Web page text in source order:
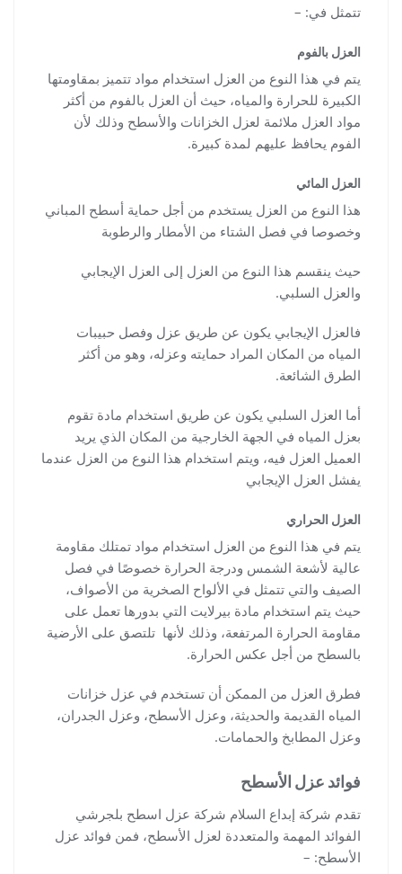
تتمثل في: –
العزل بالفوم
يتم في هذا النوع من العزل استخدام مواد تتميز بمقاومتها
الكبيرة للحرارة والمياه، حيث أن العزل بالفوم من أكثر
مواد العزل ملائمة لعزل الخزانات والأسطح وذلك لأن
الفوم يحافظ عليهم لمدة كبيرة.
العزل المائي
هذا النوع من العزل يستخدم من أجل حماية أسطح المباني
وخصوصا في فصل الشتاء من الأمطار والرطوبة
حيث ينقسم هذا النوع من العزل إلى العزل الإيجابي
والعزل السلبي.
فالعزل الإيجابي يكون عن طريق عزل وفصل حبيبات
المياه من المكان المراد حمايته وعزله، وهو من أكثر
الطرق الشائعة.
أما العزل السلبي يكون عن طريق استخدام مادة تقوم
بعزل المياه في الجهة الخارجية من المكان الذي يريد
العميل العزل فيه، ويتم استخدام هذا النوع من العزل عندما
يفشل العزل الإيجابي
العزل الحراري
يتم في هذا النوع من العزل استخدام مواد تمتلك مقاومة
عالية لأشعة الشمس ودرجة الحرارة خصوصًا في فصل
الصيف والتي تتمثل في الألواح الصخرية من الأصواف،
حيث يتم استخدام مادة بيرلايت التي بدورها تعمل على
مقاومة الحرارة المرتفعة، وذلك لأنها تلتصق على الأرضية
بالسطح من أجل عكس الحرارة.
فطرق العزل من الممكن أن تستخدم في عزل خزانات
المياه القديمة والحديثة، وعزل الأسطح، وعزل الجدران،
وعزل المطابخ والحمامات.
فوائد عزل الأسطح
تقدم شركة إبداع السلام شركة عزل اسطح بلجرشي
الفوائد المهمة والمتعددة لعزل الأسطح، فمن فوائد عزل
الأسطح: –